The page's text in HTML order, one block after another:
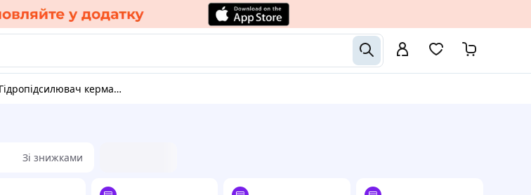
Гідропідсилювач керма і комплектуючі
Зі знижками